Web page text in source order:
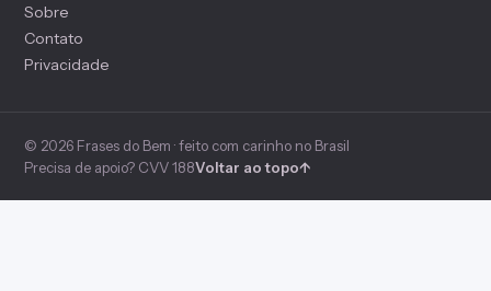
Sobre
Contato
Privacidade
© 2026 Frases do Bem · feito com carinho no Brasil
Precisa de apoio? CVV 188Voltar ao topo↑